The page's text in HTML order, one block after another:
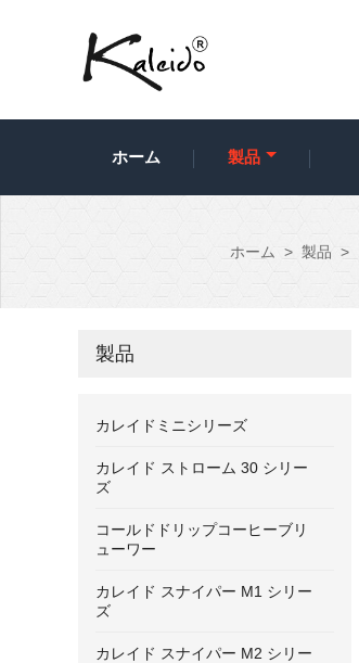
ホーム 製品
ホーム > 製品 >
製品
カレイドミニシリーズ
カレイド ストローム 30 シリー
ズ
コールドドリップコーヒーブリ
ューワー
カレイド スナイパー M1 シリー
ズ
カレイド スナイパー M2 シリー